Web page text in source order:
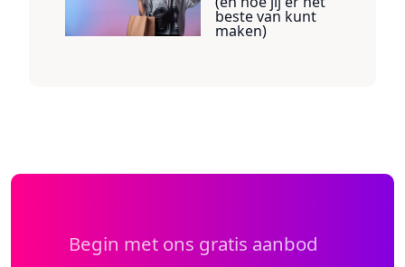
beste van kunt
maken)
Begin met ons gratis aanbod